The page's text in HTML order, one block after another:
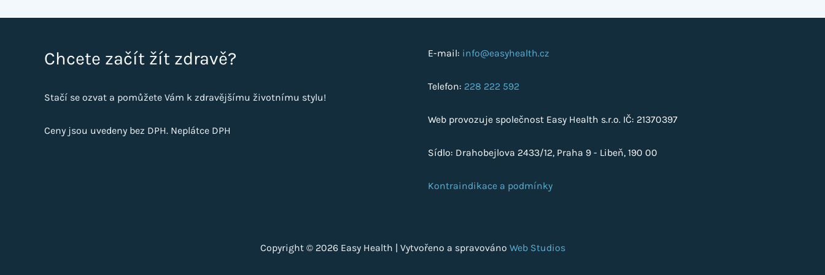
Chcete začít žít zdravě?
Stačí se ozvat a pomůžete Vám k zdravějšímu životnímu stylu!
Ceny jsou uvedeny bez DPH. Neplátce DPH
E-mail: info@easyhealth.cz
Telefon: 228 222 592
Web provozuje společnost Easy Health s.r.o. IČ: 21370397
Sídlo: Drahobejlova 2433/12, Praha 9 - Libeň, 190 00
Kontraindikace a podmínky
Copyright © 2026 Easy Health | Vytvořeno a spravováno Web Studios